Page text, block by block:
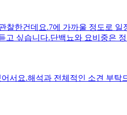
한건데요.7에 가까울 정도로 일
고 싶습니다.단백뇨와 요비중은
서요.해석과 전체적인 소견 부탁